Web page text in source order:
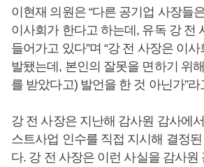
이현재 의원은 “다른 공기업 사장들
이사회가 한다고 하는데, 유독 강 전
들어가고 있다”며 “강 전 사장은 이
발됐는데, 본인의 잘못을 면하기 위
를 받았다고) 발언을 한 것 아닌가”라
강 전 사장은 지난해 감사원 감사에
스트사업 인수를 직접 지시해 결정
다. 강 전 사장은 이런 사실을 감사원